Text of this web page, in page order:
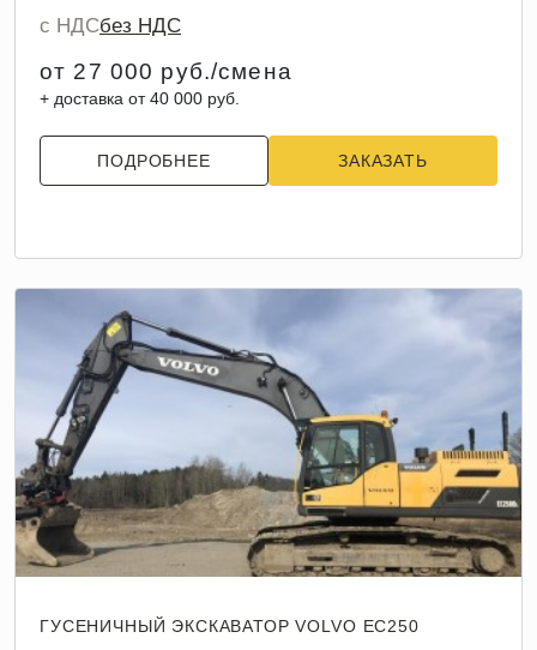
с НДСбез НДС
от 27 000 руб./смена
+ доставка от 40 000 руб.
ПОДРОБНЕЕ ЗАКАЗАТЬ
ГУСЕНИЧНЫЙ ЭКСКАВАТОР VOLVO EC250